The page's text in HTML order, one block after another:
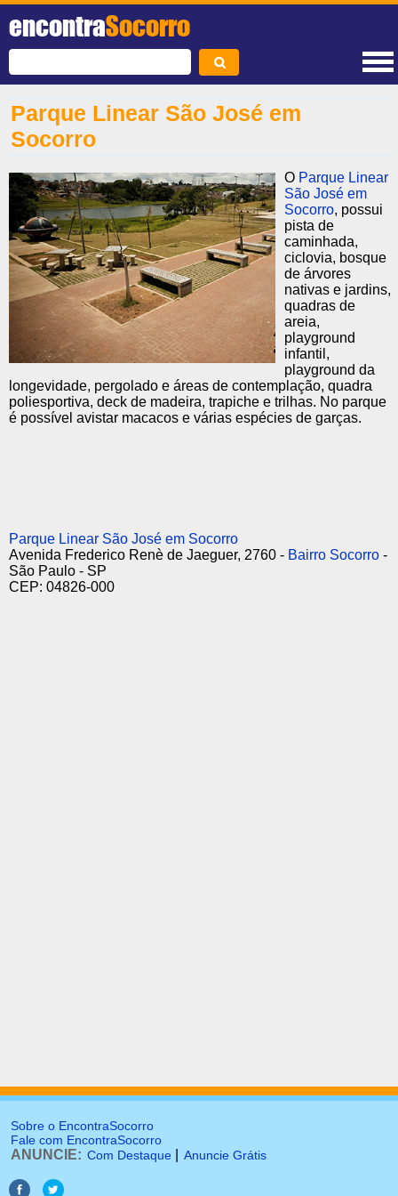
encontraSocorro
Parque Linear São José em
Socorro
O Parque Linear
São José em
Socorro, possui
pista de
caminhada,
ciclovia, bosque
de árvores
nativas e jardins,
quadras de
areia,
playground
infantil,
playground da
longevidade, pergolado e áreas de contemplação, quadra
poliesportiva, deck de madeira, trapiche e trilhas. No parque
é possível avistar macacos e várias espécies de garças.
Parque Linear São José em Socorro
Avenida Frederico Renè de Jaeguer, 2760 - Bairro Socorro -
São Paulo - SP
CEP: 04826-000
Sobre o EncontraSocorro
Fale com EncontraSocorro
ANUNCIE: Com Destaque Anuncie Grátis